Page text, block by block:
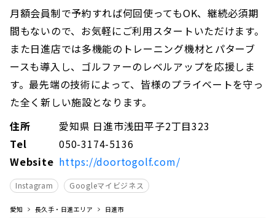
月額会員制で予約すれば何回使ってもOK、継続必須期
間もないので、お気軽にご利用スタートいただけます。
また日進店では多機能のトレーニング機材とパターブ
ースも導入し、ゴルファーのレベルアップを応援しま
す。最先端の技術によって、皆様のプライベートを守っ
た全く新しい施設となります。
住所
愛知県 日進市浅田平子2丁目323
Tel
050-3174-5136
Website https://doortogolf.com/
Instagram Googleマイビジネス
愛知 長久手・日進エリア
日進市